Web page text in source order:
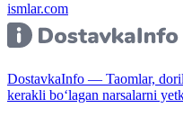
ismlar.com
DostavkaInfo — Taomlar,
kerakli bo‘lagan narsalarni